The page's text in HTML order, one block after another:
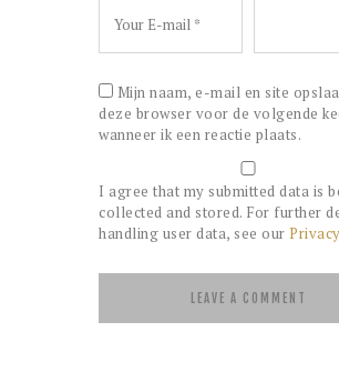
Mijn naam, e-mail en site
deze browser voor de volgende
wanneer ik een reactie plaats.
I agree that my submitted data is
collected and stored. For further
handling user data, see our